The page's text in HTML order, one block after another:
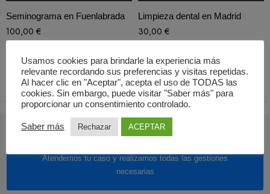
Seminograma en Fuenlabrada
100,00 €
Limpieza dental en Madrid
30,00 €
Atendemos tu caso y realizamos todas las gestiones
necesarias
Usamos cookies para brindarle la experiencia más
relevante recordando sus preferencias y visitas repetidas.
Al hacer clic en "Aceptar", acepta el uso de TODAS las
cookies. Sin embargo, puede visitar "Saber más" para
proporcionar un consentimiento controlado.
Saber más Rechazar ACEPTAR